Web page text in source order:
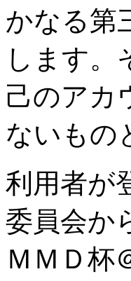
かなる第
します。
己のアカ
ないもの
利用者が
委員会か
ＭＭＤ杯